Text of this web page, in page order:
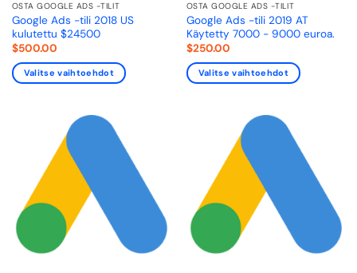
OSTA GOOGLE ADS -TILIT
Google Ads -tili 2018 US
kulutettu $24500
$500.00
Valitse vaihtoehdot
OSTA GOOGLE ADS -TILIT
Google Ads -tili 2019 AT
Käytetty 7000 - 9000 euroa.
$250.00
Valitse vaihtoehdot